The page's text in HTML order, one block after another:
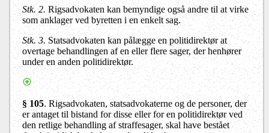
Stk. 2.Rigsadvokaten kan bemyndige også andre til at virke
som anklager ved byretten i en enkelt sag.
Stk. 3. Statsadvokaten kan pålægge en politidirektør at
overtage behandlingen af en eller flere sager, der henhører
under en anden politidirektør.
§ 105. Rigsadvokaten, statsadvokaterne og de personer, der
er antaget til bistand for disse eller for en politidirektør ved
den retlige behandling af straffesager, skal have bestået